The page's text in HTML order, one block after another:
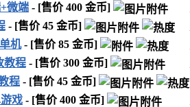
微端 - [售价400 金币]
- [售价45金币]
机- [售价85 金币]
教程- [售价300金币]
程 - [售价45 金币]
戏 - [售价400 金币]